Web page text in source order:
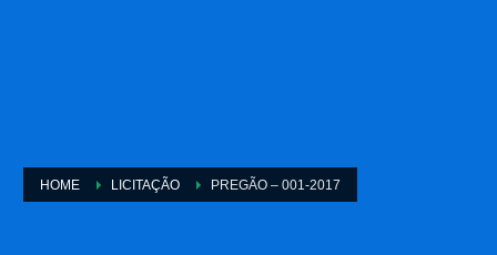
HOME LICITAÇÃO PREGÃO – 001-2017